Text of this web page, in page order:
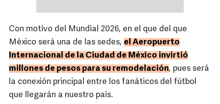
Con motivo del Mundial 2026, en el que del que
México será una de las sedes, el Aeropuerto
Internacional de la Ciudad de México invirtió
millones de pesos para su remodelación, pues será
la conexión principal entre los fanáticos del fútbol
que llegarán a nuestro país.